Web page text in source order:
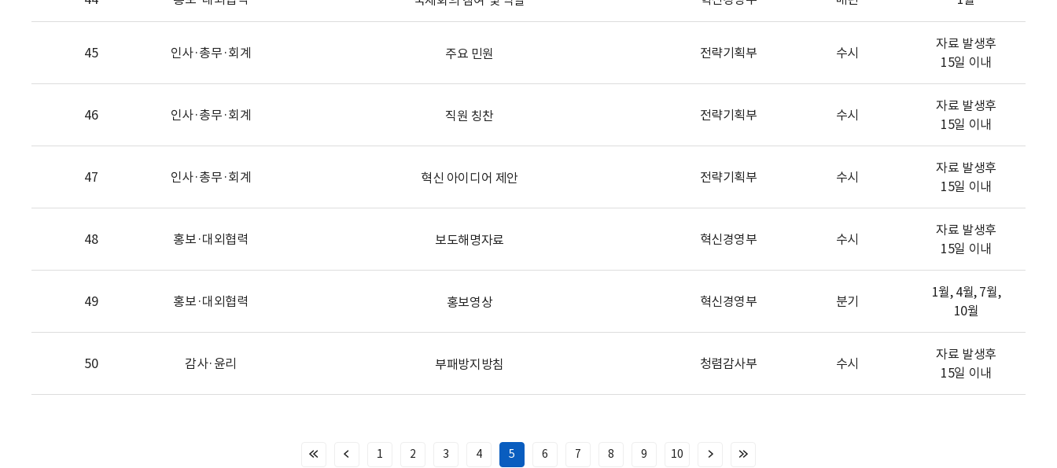
45 인사·총무·회계 주요 민원 전략기획부 수시
자료 발생후
15일 이내
46 인사·총무·회계 직원 칭찬 전략기획부 수시
자료 발생후
15일 이내
47 인사·총무·회계 혁신 아이디어 제안 전략기획부 수시
자료 발생후
15일 이내
48 홍보·대외협력 보도해명자료 혁신경영부 수시
자료 발생후
15일 이내
49 홍보·대외협력 홍보영상 혁신경영부 분기
1월, 4월, 7월,
10월
50 감사·윤리 부패방지방침 청렴감사부 수시
자료 발생후
15일 이내
처
이
1 2 3 4 5 6 7 8 9 10
다
마